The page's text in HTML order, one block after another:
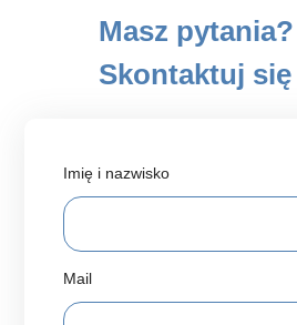
Masz pytania?
Skontaktuj
Imię i nazwisko
Mail